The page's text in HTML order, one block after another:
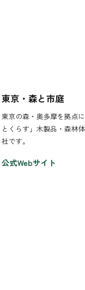
東京・森と市庭
東京の森・奥多摩を拠点
とくらす」木製品・森林
社です。
公式Webサイト